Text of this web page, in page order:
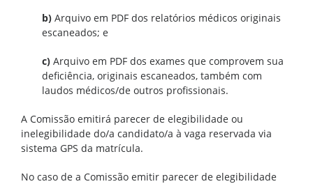
b) Arquivo em PDF dos relatórios médicos originais
escaneados; e
c) Arquivo em PDF dos exames que comprovem sua
deficiência, originais escaneados, também com
laudos médicos/de outros profissionais.
A Comissão emitirá parecer de elegibilidade ou
inelegibilidade do/a candidato/a à vaga reservada via
sistema GPS da matrícula.
No caso de a Comissão emitir parecer de elegibilidade